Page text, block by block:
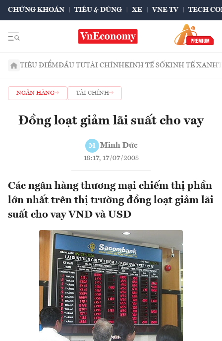
CHỨNG KHOÁN TIÊU & DÙNG XE VNE TV TECH
TIÊU ĐIỂMĐẦU TƯTÀI CHÍNHKINH TẾ SỐKINH TẾ XANH
NGÂN HÀNG TÀI CHÍNH
Đồng loạt giảm lãi suất cho vay
M Minh Đức
18:17, 17/07/2008
Các ngân hàng thương mại chiếm thị phần
lớn nhất trên thị trường đồng loạt giảm lãi
suất cho vay VND và USD